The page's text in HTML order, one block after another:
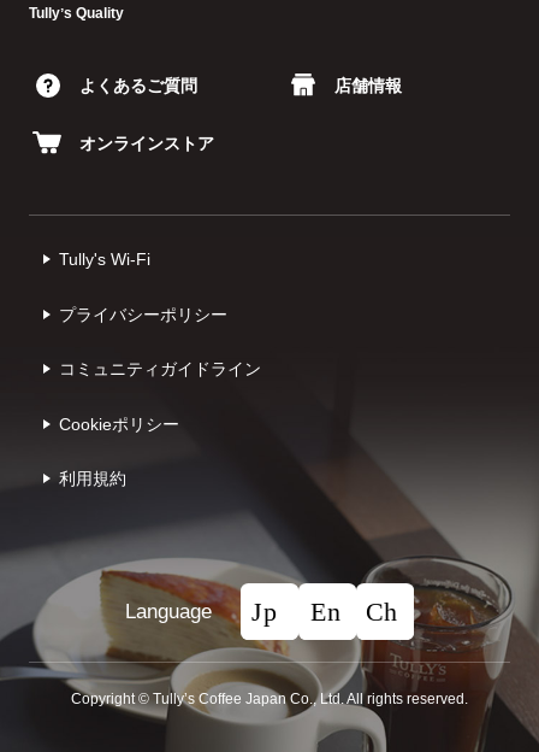
Tullyʼs Quality
よくあるご質問 店舗情報
オンラインストア
Tully's Wi-Fi
プライバシーポリシー
コミュニティガイドライン
Cookieポリシー
利⽤規約
Language
Copyright © Tullyʼs Coffee Japan Co., Ltd. All rights reserved.